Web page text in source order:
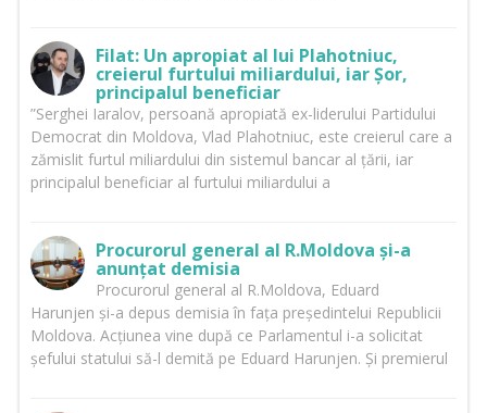
Filat: Un apropiat al lui Plahotniuc,
creierul furtului miliardului, iar Șor,
principalul beneficiar
”Serghei Iaralov, persoană apropiată ex-liderului Partidului
Democrat din Moldova, Vlad Plahotniuc, este creierul care a
zămislit furtul miliardului din sistemul bancar al țării, iar
principalul beneficiar al furtului miliardului a
Procurorul general al R.Moldova și-a
anunțat demisia
Procurorul general al R.Moldova, Eduard
Harunjen și-a depus demisia în fața președintelui Republicii
Moldova. Acțiunea vine după ce Parlamentul i-a solicitat
șefului statului să-l demită pe Eduard Harunjen. Și premierul